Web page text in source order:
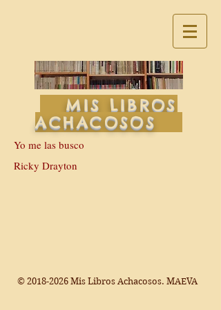
MIS LIBROS
ACHACOSOS
Yo me las busco
Ricky Drayton
© 2018-2026 Mis Libros Achacosos. MAEVA